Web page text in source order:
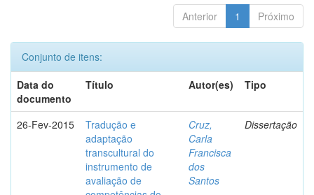
Anterior 1 Próximo
Conjunto de itens:
Data do
documento
Título Autor(es) Tipo
26-Fev-2015
Tradução e
adaptação
transcultural do
instrumento de
avaliação de
Cruz,
Carla
Francisca
dos
Santos
Dissertação